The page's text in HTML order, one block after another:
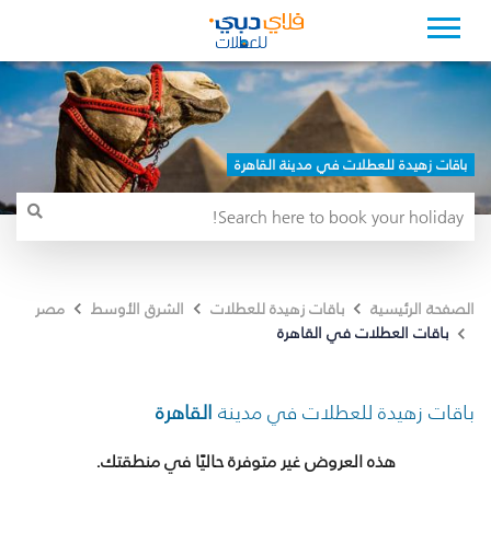
باقات زهيدة للعطلات في مدينة القاهرة
الصفحة الرئيسية باقات زهيدة للعطلات الشرق الأوسط
مصر
باقات العطلات في القاهرة
باقات زهيدة للعطلات في مدينة القاهرة
هذه العروض غير متوفرة حاليًا في منطقتك.